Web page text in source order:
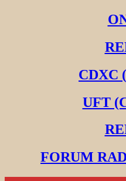
CDXC
UFT
FORUM